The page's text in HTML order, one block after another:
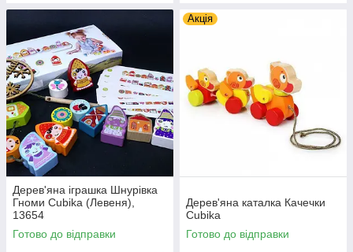
Дерев'яна іграшка Шнурівка
Гноми Cubika (Левеня),
13654
Готово до відправки
Акція
Дерев'яна каталка Качечки
Cubika
Готово до відправки